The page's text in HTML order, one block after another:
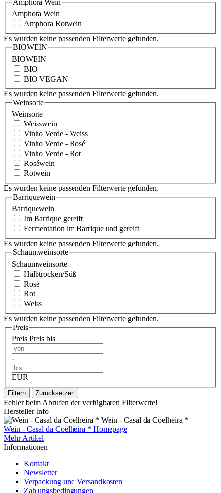
Amphora Wein
Amphora Wein
Amphora Rotwein
Es wurden keine passenden Filterwerte gefunden.
BIOWEIN
BIOWEIN
BIO
BIO VEGAN
Es wurden keine passenden Filterwerte gefunden.
Weinsorte
Weinsorte
Weisswein
Vinho Verde - Weiss
Vinho Verde - Rosé
Vinho Verde - Rot
Roséwein
Rotwein
Es wurden keine passenden Filterwerte gefunden.
Barriquewein
Barriquewein
Im Barrique gereift
Fermentation im Barrique und gereift
Es wurden keine passenden Filterwerte gefunden.
Schaumweinsorte
Schaumweinsorte
Halbtrocken/Süß
Rosé
Rot
Weiss
Es wurden keine passenden Filterwerte gefunden.
Preis
Preis Preis bis
-
EUR
Filtern Zurücksetzen
Fehler beim Abrufen der verfügbaren Filterwerte!
Hersteller Info
Wein - Casal da Coelheira *
Wein - Casal da Coelheira * Homepage
Mehr Artikel
Informationen
Kontakt
Newsletter
Verpackung und Versandkosten
Zahlungsbedingungen